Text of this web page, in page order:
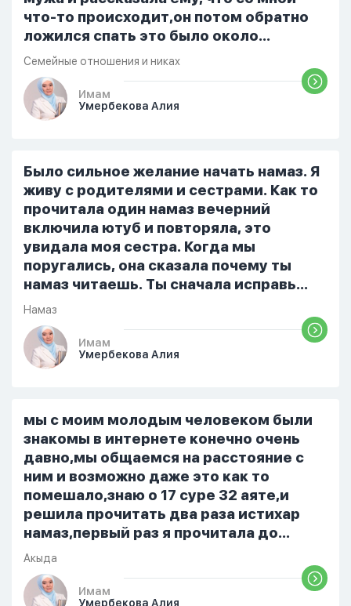
что-то происходит,он потом обратно
ложился спать это было около
одиннадцати вечера. Но я снова
разбудила его, сказав, что мне плохо.
Он ответил: «Я живу с больными». Мне
стало очень обидно, и я решила
проснулся и спросил, что случилось. И
я рассказала о своих проблемах. Затем
я сказала ему:...
Семейные отношения и никах
Имам
Умербекова Алия
Было сильное желание начать намаз. Я
живу с родителями и сестрами. Как то
прочитала один намаз вечерний
включила ютуб и повторяла, это
увидала моя сестра. Когда мы
поругались, она сказала почему ты
намаз читаешь. Ты сначала исправь
себя. После этого я не вставала на
намаз и не видела жайнамаз. Я просто
уже так не могу читать, смотреть . Дуа
я делаю скрытно если делаю дома. Я
От родных же людей.
Намаз
Имам
Умербекова Алия
мы с моим молодым человеком были
знакомы в интернете конечно очень
давно,мы общаемся на расстояние с
ним и возможно даже это как то
помешало,знаю о 17 суре 32 аяте,и
решила прочитать два раза истихар
намаз,первый раз я прочитала до
«Аср» намаза и сначала было
тревожно,позже стало спокойно и в
голову начали лезть только хорошие
Акыда
Имам
Умербекова Алия